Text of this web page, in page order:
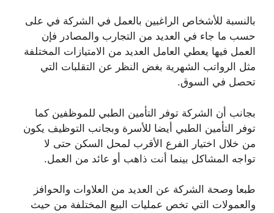
بالنسبة للأشخاص الراغبين بالعمل في الشركة في على
حسب ما جاء في العديد من التجارب والمصادر فإن
العمل فيها يعطي العامل العديد من الامتيازات المختلفة
مثل الرواتب الشهرية بغض النظر عن التقلبات التي
تحصل في السوق.
بجانب أن الشركة توفر التأمين الطبي للموظفين كما
توفر التأمين الطبي أيضا للأسرة وبجانب التوظيف يكون
من خلال اختيار الفرع الأقرب لمحل السكن حتى لا
تواجه المشاكل بينما أنت ذاهب أو عائد من العمل.
طبعا وصحة الشركة عن العديد من العلاوات والحوافز
والعمولات التي تخص عمليات البيع المختلفة من حيث